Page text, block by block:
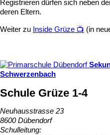
Registrieren dürfen sich neben
deren Eltern.
Weiter zu Inside Grüze 📺 (in
Schwerzenbach
Schule Grüze 1-4
Neuhausstrasse 23
8600 Dübendorf
Schulleitung: